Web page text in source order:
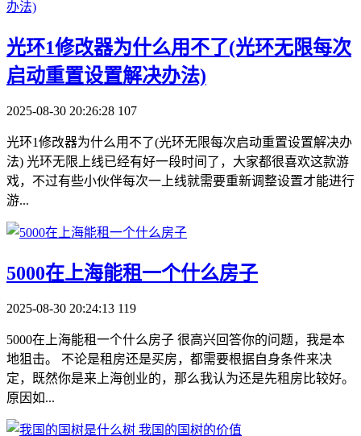
​光环1修改器为什么用不了(光环无限每次
启动重置设置解决办法)
2025-08-30 20:26:28 107
光环1修改器为什么用不了(光环无限每次启动重置设置解决办
法) 光环无限上线已经有好一段时间了，大家都很喜欢这款游
戏，不过有些小伙伴每次一上线就需要重新调整设置才能进行
游...
​5000在上海能租一个什么房子
2025-08-30 20:24:13 119
5000在上海能租一个什么房子 很高兴回答你的问题，我是本
地狙击。 不论是租房还是买房，都需要根据自身条件来决
定，既然你是来上海创业的，那么我认为还是先租房比较好。
原因如...